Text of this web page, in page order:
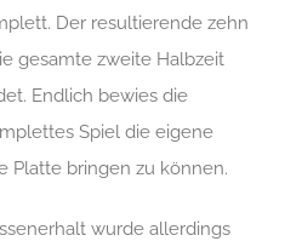
Der resultierende zehn
gesamte zweite Halbzeit
Endlich bewies die
Spiel die eigene
Platte bringen zu können.
wurde allerdings